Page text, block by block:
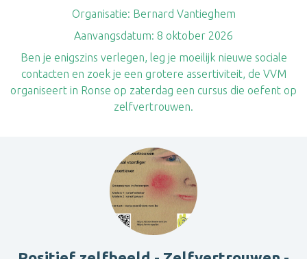
Organisatie: Bernard Vantieghem
Aanvangsdatum: 8 oktober 2026
Ben je enigszins verlegen, leg je moeilijk nieuwe sociale
contacten en zoek je een grotere assertiviteit, de VVM
organiseert in Ronse op zaterdag een cursus die oefent op
zelfvertrouwen.